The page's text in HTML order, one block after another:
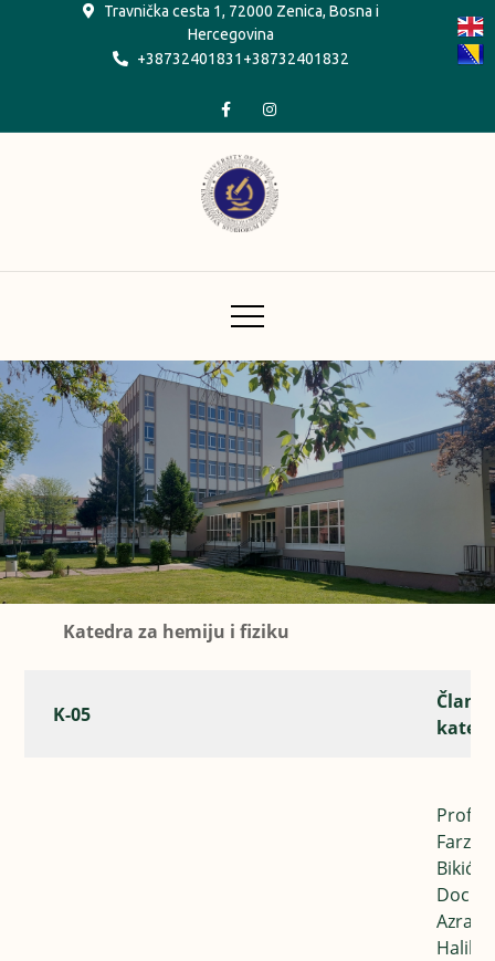
Travnička cesta 1, 72000 Zenica, Bosna i
Hercegovina
+38732401831+38732401832
Katedra za hemiju i fiziku
K-05
Prof.
Farzet
Bikić
Doc.
Azra